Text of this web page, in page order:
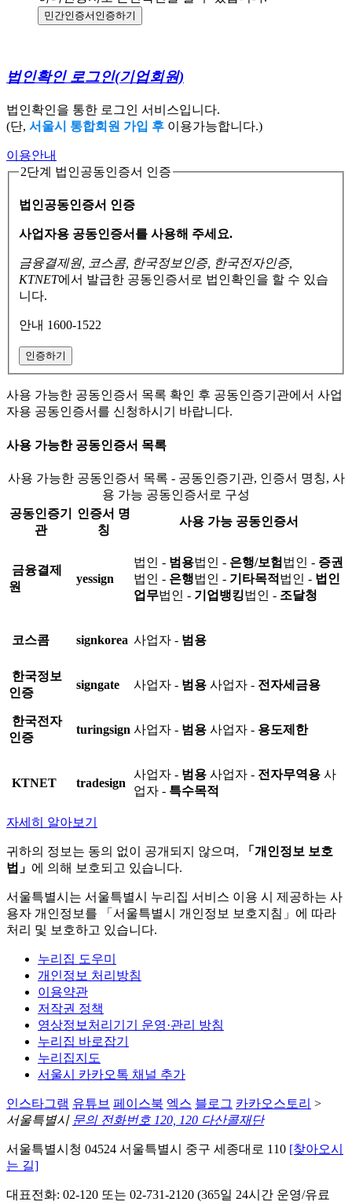
민간인증서 인증하기
법인확인 로그인(기업회원)
법인확인을 통한 로그인 서비스입니다.
(단, 서울시 통합회원 가입 후 이용가능합니다.)
이용안내
2단계 법인공동인증서 인증
법인공동인증서 인증
사업자용 공동인증서를 사용해 주세요.
금융결제원, 코스콤, 한국정보인증, 한국전자인증,
KTNET에서 발급한 공동인증서로 법인확인을 할 수 있습
니다.
안내 1600-1522
인증하기
사용 가능한 공동인증서 목록 확인 후 공동인증기관에서 사업
자용 공동인증서를 신청하시기 바랍니다.
사용 가능한 공동인증서 목록
사용 가능한 공동인증서 목록 - 공동인증기관, 인증서 명칭, 사
용 가능 공동인증서로 구성
공동인증기
관
인증서 명
칭
사용 가능 공동인증서
금융결제
원
yessign
법인 - 범용법인 - 은행/보험 법인 - 증권
법인 - 은행법인 - 기타목적 법인 - 법인
업무법인 - 기업뱅킹법인 - 조달청
코스콤 signkorea 사업자 - 범용
한국정보
인증
signgate 사업자 - 범용 사업자 - 전자세금용
한국전자
인증
turingsign 사업자 - 범용 사업자 - 용도제한
KTNET tradesign
사업자 - 범용 사업자 - 전자무역용 사
업자 - 특수목적
자세히 알아보기
귀하의 정보는 동의 없이 공개되지 않으며,
「개인정보 보호
법」 에 의해 보호되고 있습니다.
서울특별시는 서울특별시 누리집 서비스 이용 시 제공하는 사
용자 개인정보를 「서울특별시 개인정보 보호지침」에 따라
처리 및 보호하고 있습니다.
누리집 도우미
개인정보 처리방침
이용약관
저작권 정책
영상정보처리기기 운영·관리 방침
누리집 바로잡기
누리집지도
서울시 카카오톡 채널 추가
인스타그램 유튜브 페이스북 엑스 블로그 카카오스토리 >
서울특별시 문의 전화번호 120, 120 다산콜재단
서울특별시청 04524 서울특별시 중구 세종대로 110 [찾아오시
는 길]
대표전화: 02-120 또는 02-731-2120 (365일 24시간 운영/유료